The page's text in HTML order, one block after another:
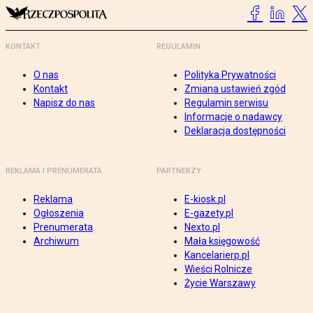
KONTAKT
O nas
Kontakt
Napisz do nas
REGULAMIN
Polityka Prywatności
Zmiana ustawień zgód
Regulamin serwisu
Informacje o nadawcy
Deklaracja dostępności
REKLAMA I PRENUMERATA
Reklama
Ogłoszenia
Prenumerata
Archiwum
PARTNERZY
E-kiosk.pl
E-gazety.pl
Nexto.pl
Mała księgowość
Kancelarierp.pl
Wieści Rolnicze
Życie Warszawy